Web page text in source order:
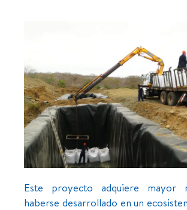
Este proyecto adquiere mayor
haberse desarrollado en un